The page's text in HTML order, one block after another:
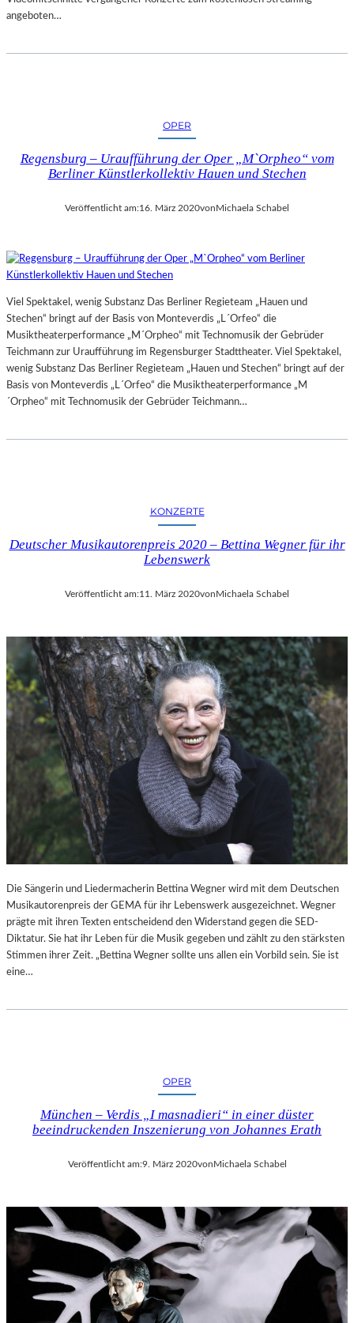
angeboten…
OPER
Regensburg – Uraufführung der Oper „M`Orpheo“ vom
Berliner Künstlerkollektiv Hauen und Stechen
Veröffentlicht am:16. März 2020vonMichaela Schabel
Viel Spektakel, wenig Substanz Das Berliner Regieteam „Hauen und
Stechen“ bringt auf der Basis von Monteverdis „L´Orfeo“ die
Musiktheaterperformance „M´Orpheo“ mit Technomusik der Gebrüder
Teichmann zur Uraufführung im Regensburger Stadttheater. Viel Spektakel,
wenig Substanz Das Berliner Regieteam „Hauen und Stechen“ bringt auf der
Basis von Monteverdis „L´Orfeo“ die Musiktheaterperformance „M
´Orpheo“ mit Technomusik der Gebrüder Teichmann…
KONZERTE
Deutscher Musikautorenpreis 2020 – Bettina Wegner für ihr
Lebenswerk
Veröffentlicht am:11. März 2020von Michaela Schabel
Die Sängerin und Liedermacherin Bettina Wegner wird mit dem Deutschen
Musikautorenpreis der GEMA für ihr Lebenswerk ausgezeichnet. Wegner
prägte mit ihren Texten entscheidend den Widerstand gegen die SED-
Diktatur. Sie hat ihr Leben für die Musik gegeben und zählt zu den stärksten
Stimmen ihrer Zeit. „Bettina Wegner sollte uns allen ein Vorbild sein. Sie ist
eine…
OPER
München – Verdis „I masnadieri“ in einer düster
beeindruckenden Inszenierung von Johannes Erath
Veröffentlicht am:9. März 2020vonMichaela Schabel